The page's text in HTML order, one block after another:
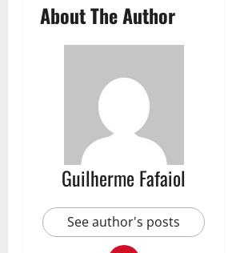
About The Author
Guilherme Fafaiol
See author's posts